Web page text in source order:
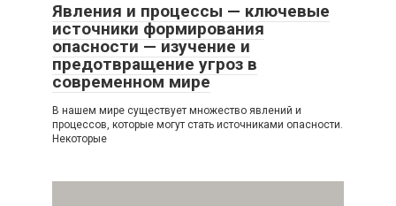
Явления и процессы — ключевые
источники формирования
опасности — изучение и
предотвращение угроз в
современном мире
В нашем мире существует множество явлений и
процессов, которые могут стать источниками опасности.
Некоторые